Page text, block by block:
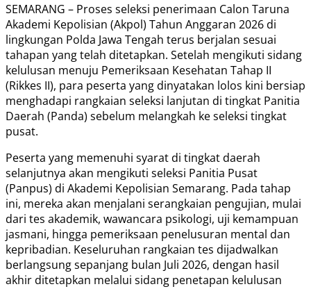
SEMARANG – Proses seleksi penerimaan Calon Taruna
Akademi Kepolisian (Akpol) Tahun Anggaran 2026 di
lingkungan Polda Jawa Tengah terus berjalan sesuai
tahapan yang telah ditetapkan. Setelah mengikuti sidang
kelulusan menuju Pemeriksaan Kesehatan Tahap II
(Rikkes II), para peserta yang dinyatakan lolos kini bersiap
menghadapi rangkaian seleksi lanjutan di tingkat Panitia
Daerah (Panda) sebelum melangkah ke seleksi tingkat
pusat.
Peserta yang memenuhi syarat di tingkat daerah
selanjutnya akan mengikuti seleksi Panitia Pusat
(Panpus) di Akademi Kepolisian Semarang. Pada tahap
ini, mereka akan menjalani serangkaian pengujian, mulai
dari tes akademik, wawancara psikologi, uji kemampuan
jasmani, hingga pemeriksaan penelusuran mental dan
kepribadian. Keseluruhan rangkaian tes dijadwalkan
berlangsung sepanjang bulan Juli 2026, dengan hasil
akhir ditetapkan melalui sidang penetapan kelulusan